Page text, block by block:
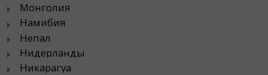
Монголия
Намибия
Непал
Нидерланды
Никарагуа